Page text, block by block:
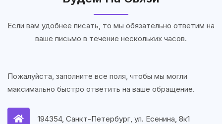
Если вам удобнее писать, то мы обязательно ответим на
ваше письмо в течение нескольких часов.
Пожалуйста, заполните все поля, чтобы мы могли
максимально быстро ответить на ваше обращение.
194354, Санкт-Петербург, ул. Есенина, 8к1